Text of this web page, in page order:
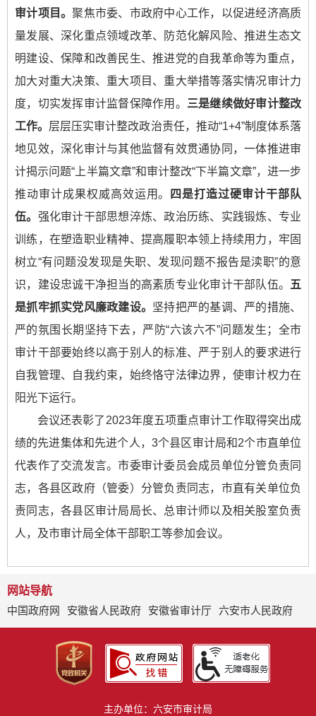
审计项目。聚焦市委、市政府中心工作，以促进经济高质
量发展、深化重点领域改革、防范化解风险、推进生态文
明建设、保障和改善民生、推进党的自我革命等为重点，
加大对重大决策、重大项目、重大举措等落实情况审计力
度，切实发挥审计监督保障作用。 三是继续做好审计整改
工作。 层层压实审计整改政治责任，推动“1+4”制度体系落
地见效，深化审计与其他监督有效贯通协同，一体推进审
计揭示问题“上半篇文章”和审计整改“下半篇文章”，进一步
推动审计成果权威高效运用。
四是打造过硬审计干部队
伍。 强化审计干部思想淬炼、政治历练、实践锻炼、专业
训练，在塑造职业精神、提高履职本领上持续用力，牢固
树立“有问题没发现是失职、发现问题不报告是渎职”的意
识，建设忠诚干净担当的高素质专业化审计干部队伍。
五
是抓牢抓实党风廉政建设。 坚持把严的基调、严的措施、
严的氛围长期坚持下去，严防“六该六不”问题发生；全市
审计干部要始终以高于别人的标准、严于别人的要求进行
自我管理、自我约束，始终恪守法律边界，使审计权力在
阳光下运行。
会议还表彰了2023年度五项重点审计工作取得突出成
绩的先进集体和先进个人，3个县区审计局和2个市直单位
代表作了交流发言。市委审计委员会成员单位分管负责同
志，各县区政府（管委）分管负责同志，市直有关单位负
责同志，各县区审计局局长、总审计师以及相关股室负责
人，及市审计局全体干部职工等参加会议。
网站导航
中国政府网
安徽省人民政府 安徽省审计厅 六安市人民政府
主办单位：六安市审计局